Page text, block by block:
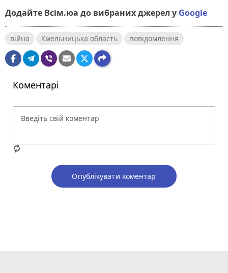
Додайте Всім.юа до вибраних джерел у Google
війна Хмельницька область повідомлення
Коментарі
Опублікувати коментар